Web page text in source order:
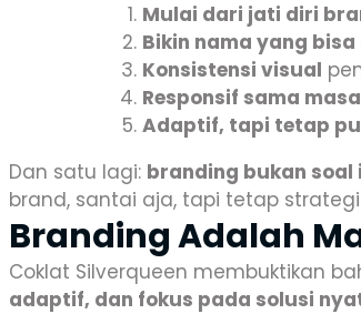
Mulai dari jati diri
Bikin nama yang
Konsistensi visual
Responsif sama
Adaptif, tapi tetap
Dan satu lagi: branding bukan soal
brand, santai aja, tapi tetap
Branding Adalah
Coklat Silverqueen membuktikan
adaptif, dan fokus pada solusi